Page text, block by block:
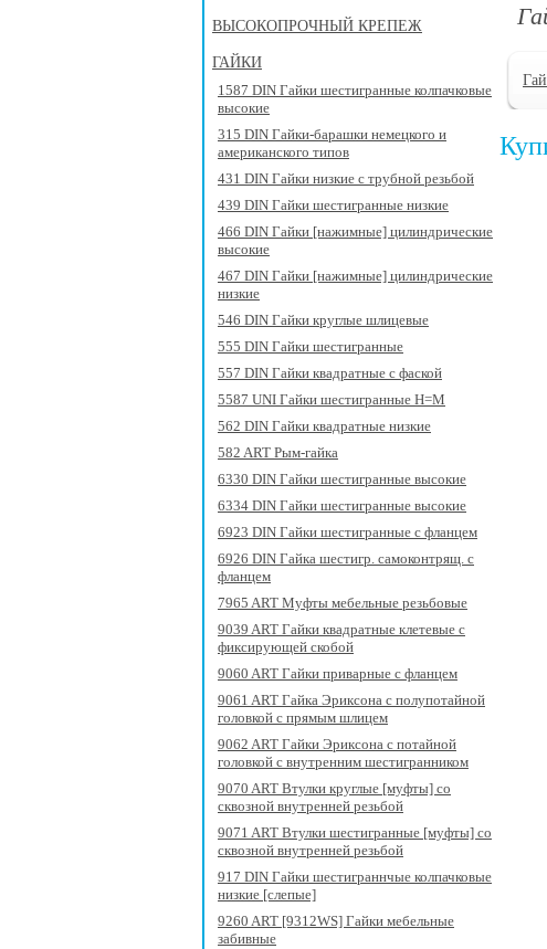
ВЫСОКОПРОЧНЫЙ КРЕПЕЖ
ГАЙКИ
1587 DIN Гайки шестигранные колпачковые
высокие
315 DIN Гайки-барашки немецкого и
американского типов
431 DIN Гайки низкие с трубной резьбой
439 DIN Гайки шестигранные низкие
466 DIN Гайки [нажимные] цилиндрические
высокие
467 DIN Гайки [нажимные] цилиндрические
низкие
546 DIN Гайки круглые шлицевые
555 DIN Гайки шестигранные
557 DIN Гайки квадратные с фаской
5587 UNI Гайки шестигранные H=M
562 DIN Гайки квадратные низкие
582 ART Рым-гайка
6330 DIN Гайки шестигранные высокие
6334 DIN Гайки шестигранные высокие
6923 DIN Гайки шестигранные с фланцем
6926 DIN Гайка шестигр. самоконтрящ. с
фланцем
7965 ART Муфты мебельные резьбовые
9039 ART Гайки квадратные клетевые с
фиксирующей скобой
9060 ART Гайки приварные с фланцем
9061 ART Гайка Эриксона с полупотайной
головкой c прямым шлицем
9062 ART Гайки Эриксона с потайной
головкой с внутренним шестигранником
9070 ART Втулки круглые [муфты] со
сквозной внутренней резьбой
9071 ART Втулки шестигранные [муфты] со
сквозной внутренней резьбой
917 DIN Гайки шестиграннчые колпачковые
низкие [слепые]
9260 ART [9312WS] Гайки мебельные
забивные